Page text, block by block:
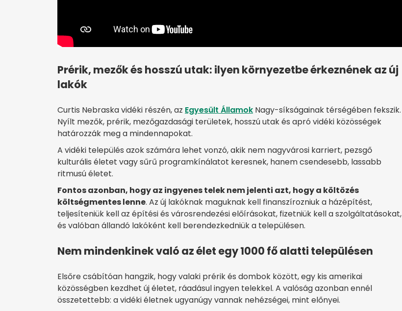
Prérik, mezők és hosszú utak: ilyen környezetbe érkeznének az új
lakók
Curtis Nebraska vidéki részén, az Egyesült Államok Nagy-síkságainak térségében fekszik.
Nyílt mezők, prérik, mezőgazdasági területek, hosszú utak és apró vidéki közösségek
határozzák meg a mindennapokat.
A vidéki település azok számára lehet vonzó, akik nem nagyvárosi karriert, pezsgő
kulturális életet vagy sűrű programkínálatot keresnek, hanem csendesebb, lassabb
ritmusú életet.
Fontos azonban, hogy az ingyenes telek nem jelenti azt, hogy a költözés
költségmentes lenne. Az új lakóknak maguknak kell finanszírozniuk a házépítést,
teljesíteniük kell az építési és városrendezési előírásokat, fizetniük kell a szolgáltatásokat,
és valóban állandó lakóként kell berendezkedniük a településen.
Nem mindenkinek való az élet egy 1000 fő alatti településen
Elsőre csábítóan hangzik, hogy valaki prérik és dombok között, egy kis amerikai
közösségben kezdhet új életet, ráadásul ingyen telekkel. A valóság azonban ennél
összetettebb: a vidéki életnek ugyanúgy vannak nehézségei, mint előnyei.